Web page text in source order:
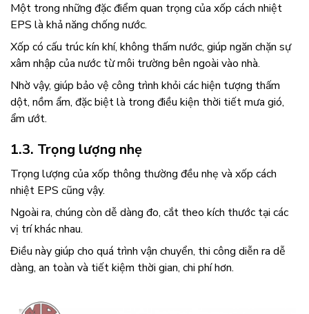
Một trong những đặc điểm quan trọng của xốp cách nhiệt
EPS là khả năng chống nước.
Xốp có cấu trúc kín khí, không thấm nước, giúp ngăn chặn sự
xâm nhập của nước từ môi trường bên ngoài vào nhà.
Nhờ vậy, giúp bảo vệ công trình khỏi các hiện tượng thấm
dột, nồm ẩm, đặc biệt là trong điều kiện thời tiết mưa gió,
ẩm ướt.
1.3. Trọng lượng nhẹ
Trọng lượng của xốp thông thường đều nhẹ và xốp cách
nhiệt EPS cũng vậy.
Ngoài ra, chúng còn dễ dàng đo, cắt theo kích thước tại các
vị trí khác nhau.
Điều này giúp cho quá trình vận chuyển, thi công diễn ra dễ
dàng, an toàn và tiết kiệm thời gian, chi phí hơn.